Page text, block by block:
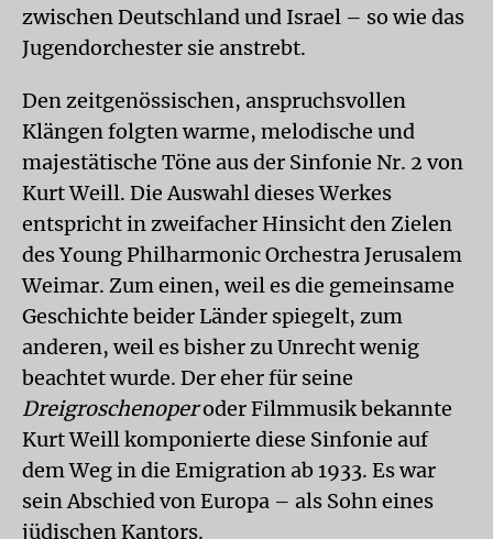
zwischen Deutschland und Israel – so wie das
Jugendorchester sie anstrebt.
Den zeitgenössischen, anspruchsvollen
Klängen folgten warme, melodische und
majestätische Töne aus der Sinfonie Nr. 2 von
Kurt Weill. Die Auswahl dieses Werkes
entspricht in zweifacher Hinsicht den Zielen
des Young Philharmonic Orchestra Jerusalem
Weimar. Zum einen, weil es die gemeinsame
Geschichte beider Länder spiegelt, zum
anderen, weil es bisher zu Unrecht wenig
beachtet wurde. Der eher für seine
Dreigroschenoperoder Filmmusik bekannte
Kurt Weill komponierte diese Sinfonie auf
dem Weg in die Emigration ab 1933. Es war
sein Abschied von Europa – als Sohn eines
jüdischen Kantors.